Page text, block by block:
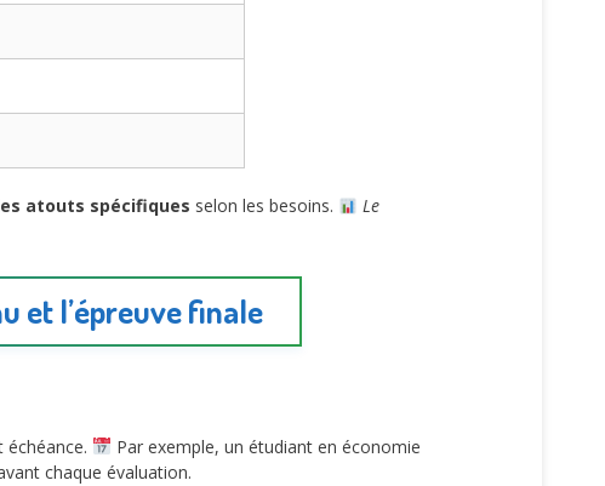
atouts spécifiques selon les besoins.
Le
et l’épreuve finale
Par exemple, un étudiant en économie
chaque évaluation.